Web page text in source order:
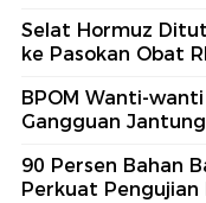
Selat Hormuz
ke Pasokan Obat RI
BPOM Wanti-
Gangguan
90 Persen Bahan
Perkuat